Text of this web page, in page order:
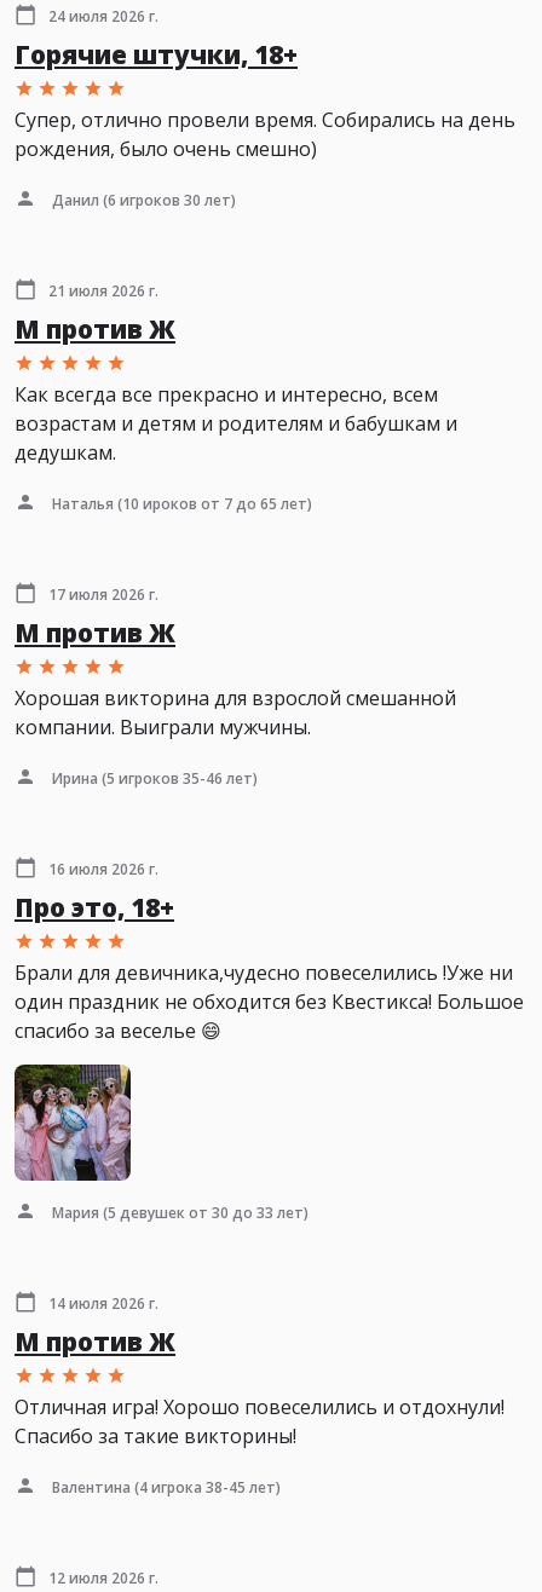
24 июля 2026 г.
Горячие штучки, 18+
Супер, отлично провели время. Собирались на день
рождения, было очень смешно)
Данил (6 игроков 30 лет)
21 июля 2026 г.
М против Ж
Как всегда все прекрасно и интересно, всем
возрастам и детям и родителям и бабушкам и
дедушкам.
Наталья (10 ироков от 7 до 65 лет)
17 июля 2026 г.
М против Ж
Хорошая викторина для взрослой смешанной
компании. Выиграли мужчины.
Ирина (5 игроков 35-46 лет)
16 июля 2026 г.
Про это, 18+
Брали для девичника,чудесно повеселились !Уже ни
один праздник не обходится без Квестикса! Большое
спасибо за веселье 😄
Мария (5 девушек от 30 до 33 лет)
14 июля 2026 г.
М против Ж
Отличная игра! Хорошо повеселились и отдохнули!
Спасибо за такие викторины!
Валентина (4 игрока 38-45 лет)
12 июля 2026 г.